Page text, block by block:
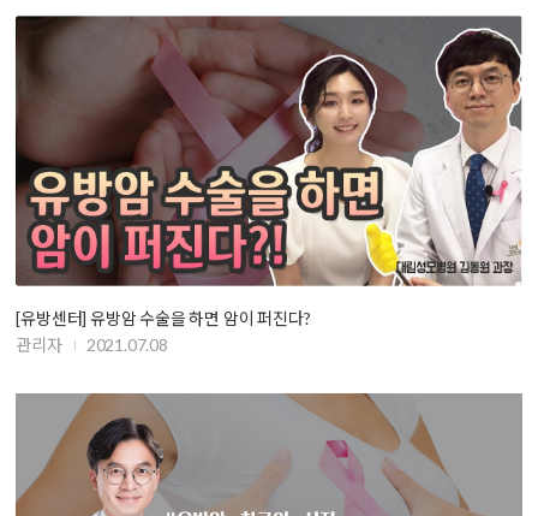
[유방센터] 유방암 수술을 하면 암이 퍼진다?
관리자
2021.07.08